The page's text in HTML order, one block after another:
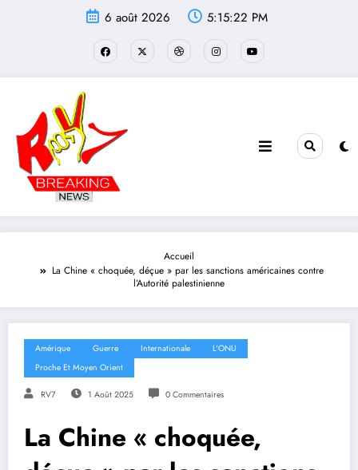
6 août 2026 5:15:23 PM
Accueil
La Chine « choquée, déçue » par les sanctions américaines contre
l’Autorité palestinienne
Amérique Guerre Internationale
L'ONU
Proche Et Moyen Orient
RV7 1 Août 2025 0 Commentaires
La Chine « choquée,